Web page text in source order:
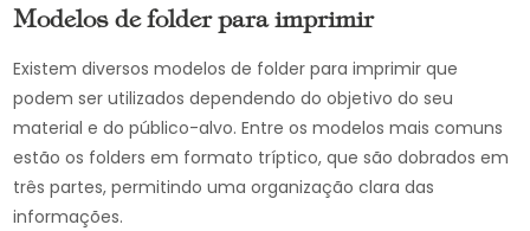
Modelos de folder para imprimir
Existem diversos modelos de folder para imprimir que
podem ser utilizados dependendo do objetivo do seu
material e do público-alvo. Entre os modelos mais comuns
estão os folders em formato tríptico, que são dobrados em
três partes, permitindo uma organização clara das
informações.